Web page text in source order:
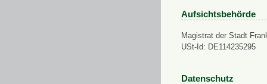
Aufsichtsbehörde
Magistrat der Stadt
USt-Id: DE114235295
Datenschutz